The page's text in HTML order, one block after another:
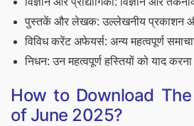
पुस्तकें और लेखक: उल्लेखनीय प्रकाशन
विविध करेंट अफेयर्स: अन्य महत्वपूर्ण
निधन: उन महत्वपूर्ण हस्तियों को याद
How to Download
of June 2025?